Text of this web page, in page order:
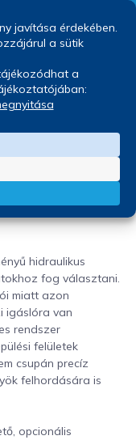
hidraulikus
fog választani.
miatt azon
igáslóra van
rendszer
felületek
csupán precíz
felhordására is
opcionális